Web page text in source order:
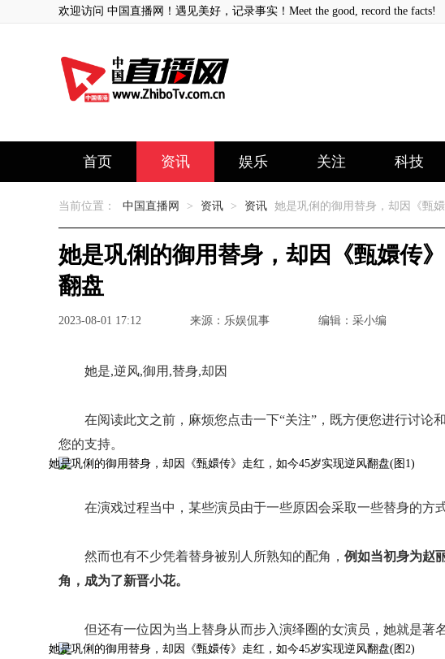
欢迎访问 中国直播网！遇见美好，记录事实！Meet the good, record the facts!
首页 资讯 娱乐 关注 科技
当前位置： 中国直播网 > 资讯 > 资讯 她是巩俐的御用替身，却因《甄
她是巩俐的御用替身，却因《甄嬛传
翻盘
2023-08-01 17:12 来源：乐娱侃事 编辑：采小编
她是,逆风,御用,替身,却因
在阅读此文之前，麻烦您点击一下“关注”，既方便您进行讨论
您的支持。
在演戏过程当中，某些演员由于一些原因会采取一些替身的方
然而也有不少凭着替身被别人所熟知的配角， 例如当初身为赵
角，成为了新晋小花。
但还有一位因为当上替身从而步入演绎圈的女演员，她就是著